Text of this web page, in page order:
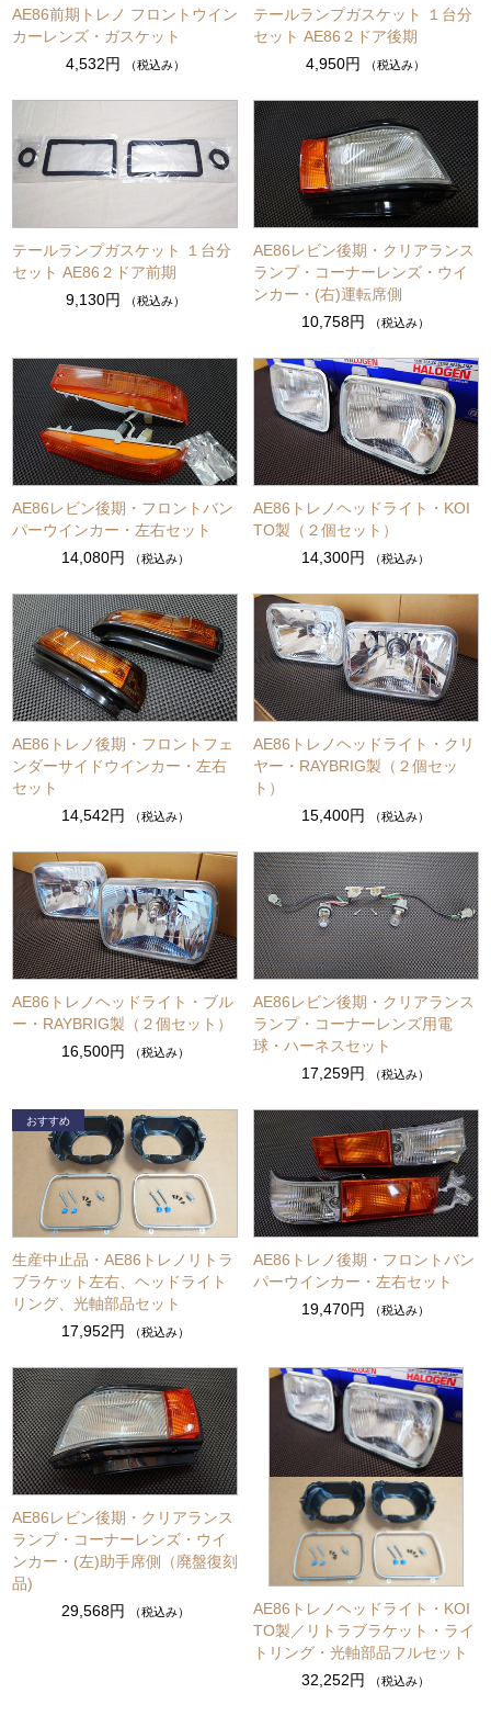
AE86前期トレノ フロントウイン
カーレンズ・ガスケット
4,532円
（税込み）
テールランプガスケット １台分
セット AE86２ドア後期
4,950円
（税込み）
テールランプガスケット １台分
セット AE86２ドア前期
9,130円
（税込み）
AE86レビン後期・クリアランス
ランプ・コーナーレンズ・ウイ
ンカー・(右)運転席側
10,758円
（税込み）
AE86レビン後期・フロントバン
パーウインカー・左右セット
14,080円
（税込み）
AE86トレノヘッドライト・KOI
TO製（２個セット）
14,300円
（税込み）
AE86トレノ後期・フロントフェ
ンダーサイドウインカー・左右
セット
14,542円
（税込み）
AE86トレノヘッドライト・クリ
ヤー・RAYBRIG製（２個セッ
ト）
15,400円
（税込み）
AE86トレノヘッドライト・ブル
ー・RAYBRIG製（２個セット）
16,500円
（税込み）
AE86レビン後期・クリアランス
ランプ・コーナーレンズ用電
球・ハーネスセット
17,259円
（税込み）
生産中止品・AE86トレノリトラ
ブラケット左右、ヘッドライト
リング、光軸部品セット
17,952円
（税込み）
AE86トレノ後期・フロントバン
パーウインカー・左右セット
19,470円
（税込み）
AE86レビン後期・クリアランス
ランプ・コーナーレンズ・ウイ
ンカー・(左)助手席側（廃盤復刻
品)
29,568円
（税込み）
AE86トレノヘッドライト・KOI
TO製／リトラブラケット・ライ
トリング・光軸部品フルセット
32,252円
（税込み）